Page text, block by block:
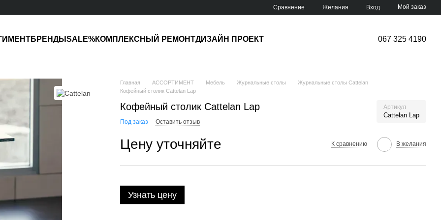
Сравнение Желания Вход Мой заказ
БРЕНДЫ SALE%КОМПЛЕКСНЫЙ РЕМОНТДИЗАЙН ПРОЕКТ 067 325 4190
Главная АССОРТИМЕНТ Мебель Журнальные столы
Журнальные столы Cattelan
Кофейный столик Cattelan Lap
Кофейный столик Cattelan Lap Артикул
Cattelan Lap
Под заказ Оставить отзыв
Цену уточняйте К сравнению В желания
Узнать цену